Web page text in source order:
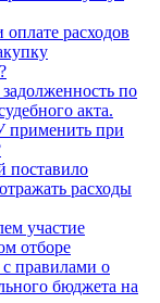
расходов
по
акта.
применить при
поставило
расходы
участие
отборе
с правилами о
бюджета на